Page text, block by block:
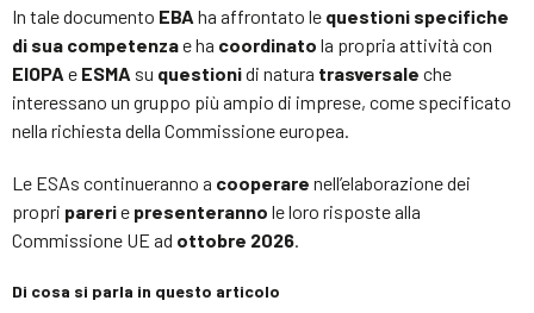
In tale documento EBA ha affrontato le questioni specifiche
di sua competenzae ha coordinato la propria attività con
EIOPA e ESMA su questionidi natura trasversale che
interessano un gruppo più ampio di imprese, come specificato
nella richiesta della Commissione europea.
Le ESAs continueranno a cooperare nell’elaborazione dei
propri parerie presenteranno le loro risposte alla
Commissione UE ad ottobre 2026.
Di cosa si parla in questo articolo